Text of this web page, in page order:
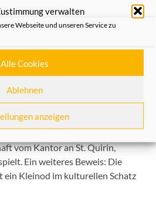
verwalten
Webseite und unseren Service zu
Alle Cookies
Ablehnen
anzeigen
Fundus an Grundstimmen und
Samstag erklingt das
zur Marktzeit.
sich einer beständigen
angereichert durch
Einzelheiten und
Neugardt seinen
Höhepunkt waren
von Cesar Franck, Johann
vom Kantor an St. Quirin,
Ein weiteres Beweis: Die
ein Kleinod im kulturellen Schatz